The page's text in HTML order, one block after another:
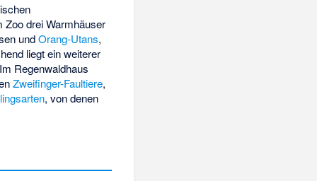
Zoo drei Warmhäuser
undOrang-Utans,
liegt ein weiterer
Regenwaldhaus
Zweifinger-Faultiere,
, von denen